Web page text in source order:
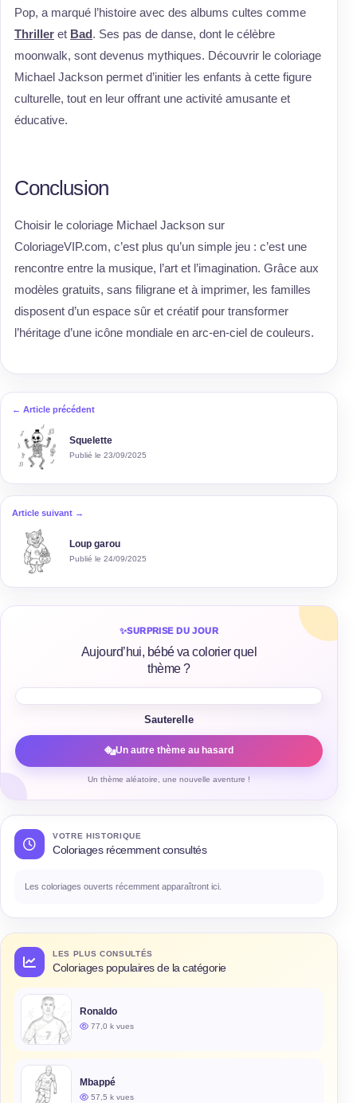
Pop, a marqué l’histoire avec des albums cultes comme
Thriller et Bad. Ses pas de danse, dont le célèbre
moonwalk, sont devenus mythiques. Découvrir le coloriage
Michael Jackson permet d’initier les enfants à cette figure
culturelle, tout en leur offrant une activité amusante et
éducative.
Conclusion
Choisir le coloriage Michael Jackson sur
ColoriageVIP.com, c’est plus qu’un simple jeu : c’est une
rencontre entre la musique, l’art et l’imagination. Grâce aux
modèles gratuits, sans filigrane et à imprimer, les familles
disposent d’un espace sûr et créatif pour transformer
l’héritage d’une icône mondiale en arc-en-ciel de couleurs.
← Article précédent
Squelette
Publié le 23/09/2025
Article suivant →
Loup garou
Publié le 24/09/2025
✨SURPRISE DU JOUR
Aujourd’hui, bébé va colorier quel
thème ?
Sauterelle
Un autre thème au hasard
Un thème aléatoire, une nouvelle aventure !
VOTRE HISTORIQUE
Coloriages récemment consultés
Les coloriages ouverts récemment apparaîtront ici.
LES PLUS CONSULTÉS
Coloriages populaires de la catégorie
Ronaldo
77,0 k vues
Mbappé
57,5 k vues